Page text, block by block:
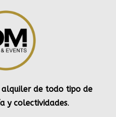
alquiler de todo tipo de
y colectividades.